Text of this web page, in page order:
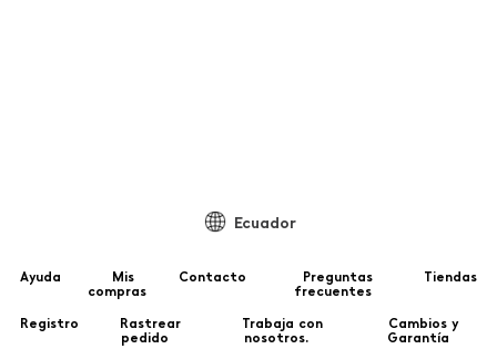
Ecuador
Ayuda
Mis
compras
Contacto
Preguntas
frecuentes
Tiendas
Registro
Rastrear
pedido
Trabaja con
nosotros.
Cambios y
Garantía